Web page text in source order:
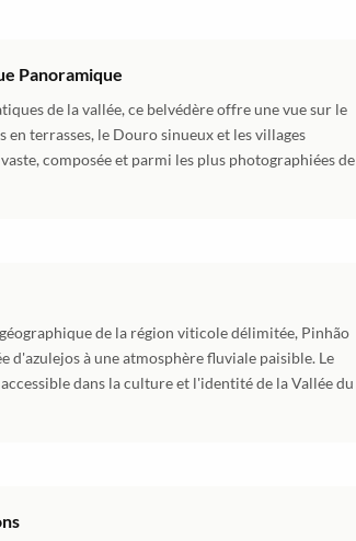
Panoramique
de la vallée, ce belvédère offre une vue sur le
en terrasses, le Douro sinueux et les villages
composée et parmi les plus photographiées de
de la région viticole délimitée, Pinhão
d'azulejos à une atmosphère fluviale paisible. Le
dans la culture et l'identité de la Vallée du